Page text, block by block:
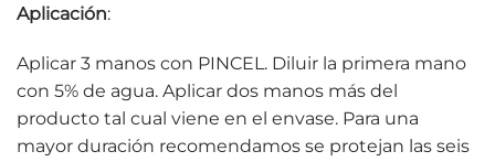
Aplicación:
Aplicar 3 manos con PINCEL. Diluir la primera mano
con 5% de agua. Aplicar dos manos más del
producto tal cual viene en el envase. Para una
mayor duración recomendamos se protejan las seis